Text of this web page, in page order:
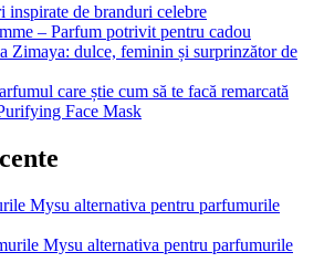
inspirate de branduri celebre
– Parfum potrivit pentru cadou
Zimaya: dulce, feminin și surprinzător de
care știe cum să te facă remarcată
Face Mask
Mysu alternativa pentru parfumurile
Mysu alternativa pentru parfumurile